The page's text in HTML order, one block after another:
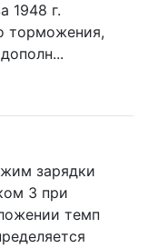
1948 г.
торможения,
зарядки
3 при
темп